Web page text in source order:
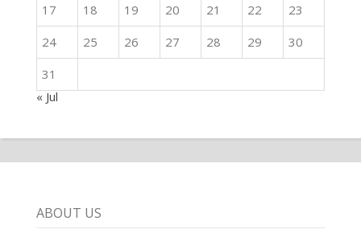
17
18 19 20 21 22
23
24
25 26 27 28 29
30
31
« Jul
ABOUT US